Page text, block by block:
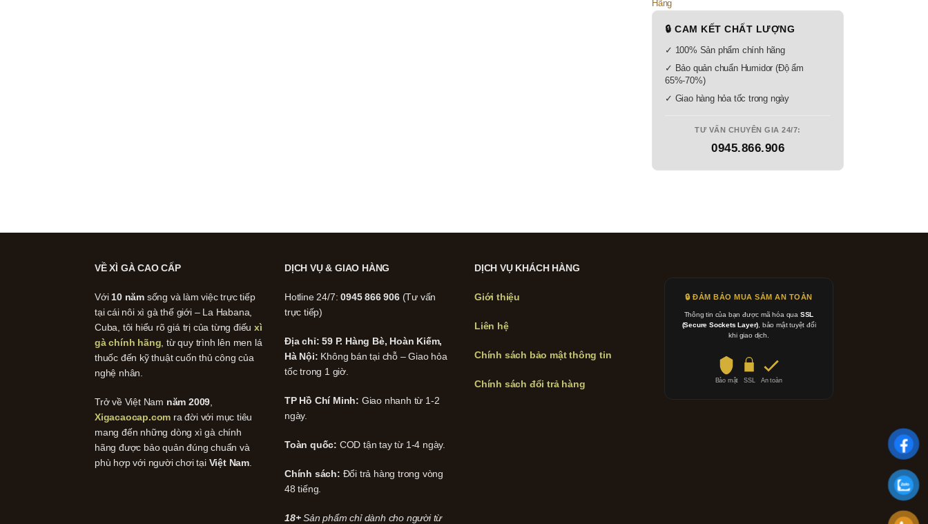
🔒 CAM KẾT CHẤT LƯỢNG
✓ 100% Sản phẩm chính hãng
✓ Bảo quản chuẩn Humidor (Độ ẩm
65%-70%)
✓ Giao hàng hỏa tốc trong ngày
TƯ VẤN CHUYÊN GIA 24/7:
0945.866.906
VỀ XÌ GÀ CAO CẤP
Với 10 năm sống và làm việc trực tiếp
tại cái nôi xì gà thế giới – La Habana,
Cuba, tôi hiểu rõ giá trị của từng điếuxì
gà chính hãng , từ quy trình lên men lá
thuốc đến kỹ thuật cuốn thủ công của
nghệ nhân.
Trở về Việt Nam năm 2009
Xigacaocap.com ra đời với mục tiêu
mang đến những dòng xì gà chính
hãng được bảo quản đúng chuẩn và
phù hợp với người chơi tại Việt Nam
DỊCH VỤ & GIAO HÀNG
Hotline 24/7:0945 866 906(Tư vấn
trực tiếp)
Địa chỉ: 59 P. Hàng Bè, Hoàn Kiếm,
Hà Nội: Không bán tại chỗ – Giao hỏa
tốc trong 1 giờ.
TP Hồ Chí Minh: Giao nhanh từ 1-2
ngày.
Toàn quốc: COD tận tay từ 1-4 ngày.
Chính sách: Đổi trả hàng trong vòng
48 tiếng.
18+Sản phẩm chỉ dành cho người từ
DỊCH VỤ KHÁCH HÀNG
Giới thiệu
Liên hệ
Chính sách bảo mật thông tin
Chính sách đổi trả hàng
🔒 ĐẢM BẢO MUA SẮM AN TOÀN
Thông tin của bạn được mã hóa qua SSL
(Secure Sockets Layer) , bảo mật tuyệt đối
khi giao dịch.
Bảo mật SSL An toàn